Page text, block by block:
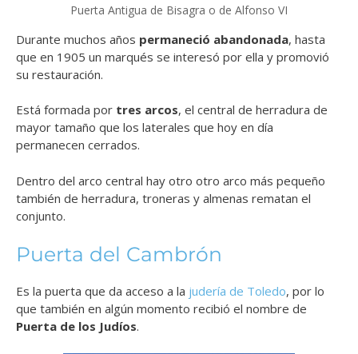
Puerta Antigua de Bisagra o de Alfonso VI
Durante muchos años permaneció abandonada, hasta
que en 1905 un marqués se interesó por ella y promovió
su restauración.
Está formada por tres arcos, el central de herradura de
mayor tamaño que los laterales que hoy en día
permanecen cerrados.
Dentro del arco central hay otro otro arco más pequeño
también de herradura, troneras y almenas rematan el
conjunto.
Puerta del Cambrón
Es la puerta que da acceso a la judería de Toledo, por lo
que también en algún momento recibió el nombre de
Puerta de los Judíos.